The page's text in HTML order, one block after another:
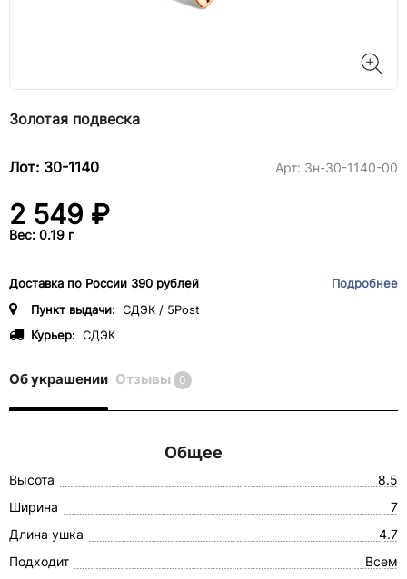
Золотая подвеска
Лот: 30-1140 Арт: 3н-30-1140-00
2 549 ₽
Вес: 0.19 г
Доставка по России 390 рублей
Подробнее
Пункт выдачи: СДЭК / 5Post
Курьер: СДЭК
Об украшении Отзывы 0
Общее
Высота
8.5
Ширина
7
Длина ушка
4.7
Подходит
Всем